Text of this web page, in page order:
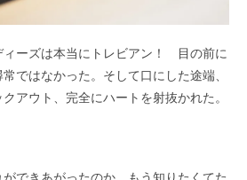
ィーズは本当にトレビアン！ 目の前に
ではなかった。そして口にした途端、
アウト、完全にハートを射抜かれた。